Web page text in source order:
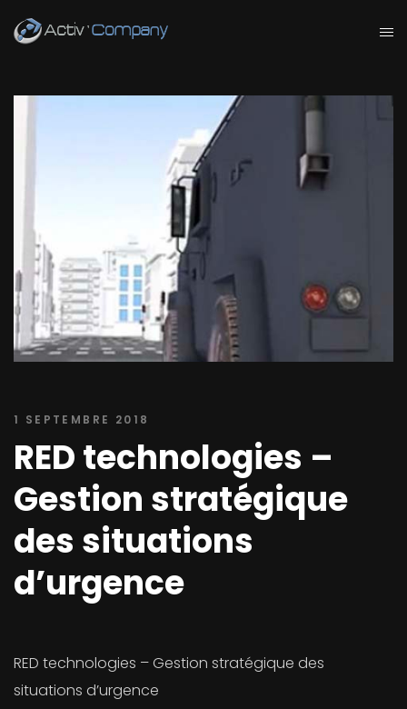
1 SEPTEMBRE 2018
RED technologies –
Gestion stratégique
des situations
d’urgence
RED technologies – Gestion stratégique des
situations d’urgence